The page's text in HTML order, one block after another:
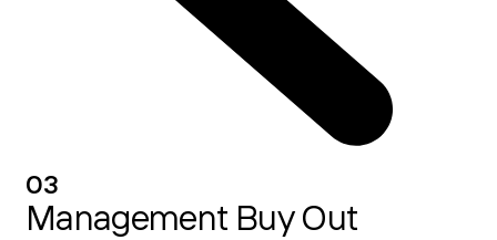
03
Management Buy Out